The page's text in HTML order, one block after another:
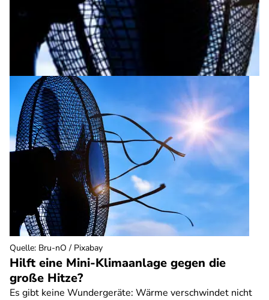
Hilft eine Mini-Klimaanlage gegen die
große Hitze?
Es gibt keine Wundergeräte: Wärme verschwindet nicht
Quelle: Bru-nO / Pixabay